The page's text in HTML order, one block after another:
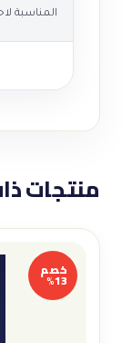
المناسبة
منتجات
خصم
13%